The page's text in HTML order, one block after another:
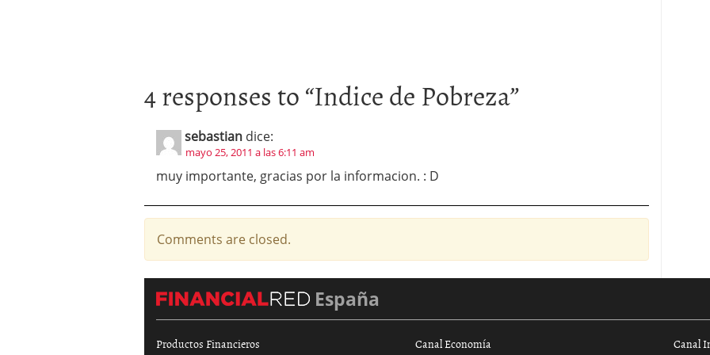
4 responses to “Indice de Pobreza”
sebastian dice:
mayo 25, 2011 a las 6:11 am
muy importante, gracias por la informacion. : D
Comments are closed.
España
Productos Financieros Canal Economía Canal